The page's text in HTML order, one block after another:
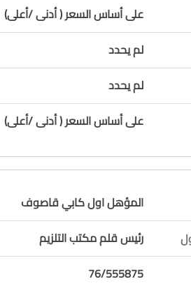
على أساس السعر ( أدنى /أعلى)
لم يحدد
لم يحدد
على أساس السعر ( أدنى /أعلى)
المؤهل اول كابي قاصوف
رئيس قلم مكتب التلزيم
76/555875